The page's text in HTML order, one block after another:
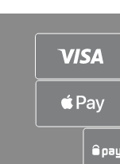
Brahim.